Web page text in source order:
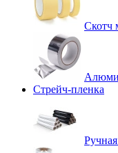
Скотч
Стрейч-пленка